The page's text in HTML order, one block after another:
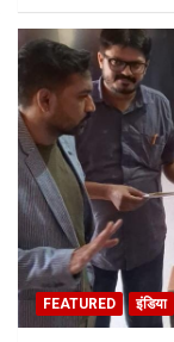
FEATURED इंडिया